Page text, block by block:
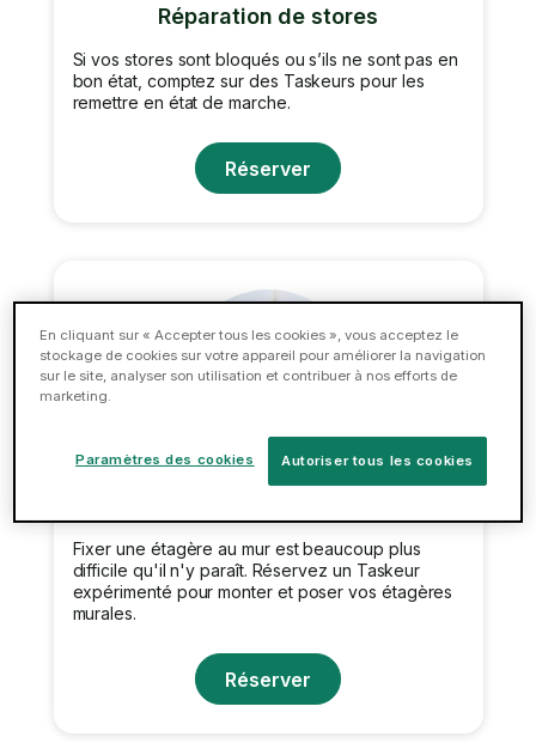
Réparation de stores
Si vos stores sont bloqués ou s’ils ne sont pas en
bon état, comptez sur des Taskeurs pour les
remettre en état de marche.
Réserver
Fixer une étagère au mur est beaucoup plus
difficile qu'il n'y paraît. Réservez un Taskeur
expérimenté pour monter et poser vos étagères
murales.
Réserver
En cliquant sur « Accepter tous les cookies », vous acceptez le
stockage de cookies sur votre appareil pour améliorer la navigation
sur le site, analyser son utilisation et contribuer à nos efforts de
marketing.
Autoriser tous les cookies
Paramètres des cookies